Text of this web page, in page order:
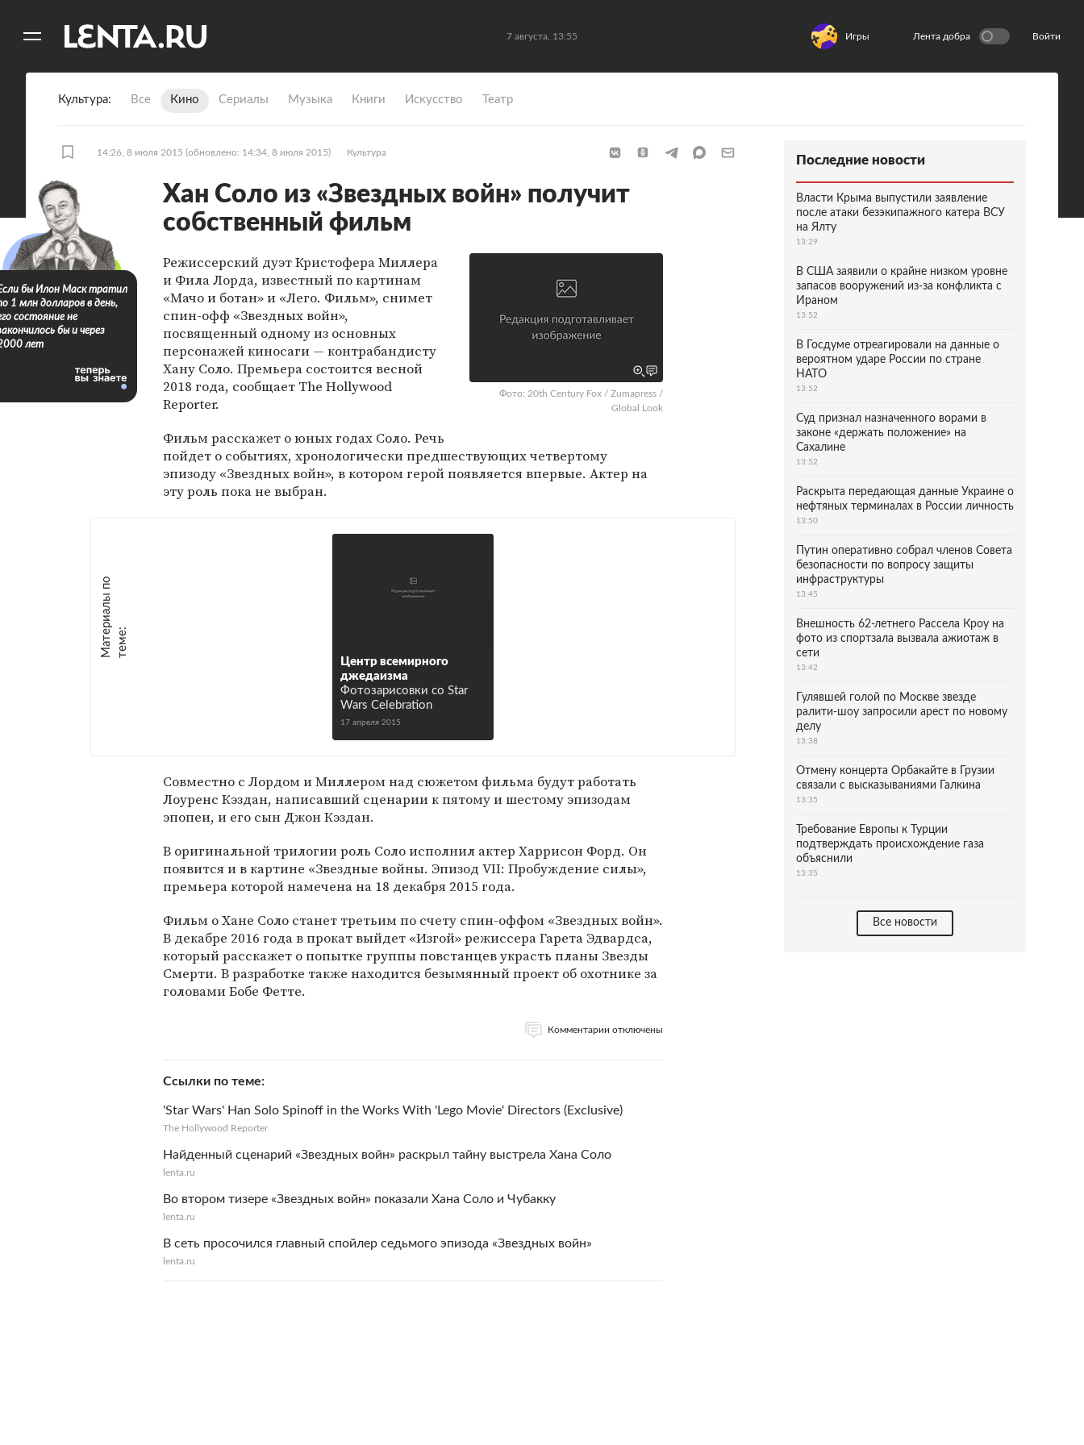
7 августа, 13:55 Игры Лента добра Войти
Культура Все Кино Сериалы Музыка Книги Искусство Театр
14:26, 8 июля 2015 (обновлено: 14:34, 8 июля 2015) Культура
Хан Соло из «Звездных войн» получит
собственный фильм
Фото: 20th Century Fox / Zumapress /
Global Look
Режиссерский дуэт Кристофера Миллера
и Фила Лорда, известный по картинам
«Мачо и ботан» и «Лего. Фильм», снимет
спин-офф «Звездных войн»,
посвященный одному из основных
персонажей киносаги — контрабандисту
Хану Соло. Премьера состоится весной
2018 года, сообщает The Hollywood
Reporter.
Фильм расскажет о юных годах Соло. Речь
пойдет о событиях, хронологически предшествующих четвертому
эпизоду «Звездных войн», в котором герой появляется впервые. Актер на
эту роль пока не выбран.
М
а
т е
р
и
а
л
ы
п
о
т
е
м
е :
Центр всемирного
джедаизма
Фотозарисовки со Star
Wars Celebration
17 апреля 2015
Совместно с Лордом и Миллером над сюжетом фильма будут работать
Лоуренс Кэздан, написавший сценарии к пятому и шестому эпизодам
эпопеи, и его сын Джон Кэздан.
В оригинальной трилогии роль Соло исполнил актер Харрисон Форд. Он
появится и в картине «Звездные войны. Эпизод VII: Пробуждение силы»,
премьера которой намечена на 18 декабря 2015 года.
Фильм о Хане Соло станет третьим по счету спин-оффом «Звездных войн».
В декабре 2016 года в прокат выйдет «Изгой» режиссера Гарета Эдвардса,
который расскажет о попытке группы повстанцев украсть планы Звезды
Смерти. В разработке также находится безымянный проект об охотнике за
головами Бобе Фетте.
Комментарии отключены
Ссылки по теме
'Star Wars' Han Solo Spinoff in the Works With 'Lego Movie' Directors (Exclusive)
The Hollywood Reporter
Найденный сценарий «Звездных войн» раскрыл тайну выстрела Хана Соло
lenta.ru
Во втором тизере «Звездных войн» показали Хана Соло и Чубакку
lenta.ru
В сеть просочился главный спойлер седьмого эпизода «Звездных войн»
lenta.ru
бы Илон Маск тратил
1 млн долларов в день,
состояние не
бы и через
лет
Последние новости
Власти Крыма выпустили заявление
после атаки безэкипажного катера ВСУ
на Ялту
13:29
В США заявили о крайне низком уровне
запасов вооружений из-за конфликта с
Ираном
13:52
В Госдуме отреагировали на данные о
вероятном ударе России по стране
НАТО
13:52
Суд признал назначенного ворами в
законе «держать положение» на
Сахалине
13:52
Раскрыта передающая данные Украине о
нефтяных терминалах в России личность
13:50
Путин оперативно собрал членов Совета
безопасности по вопросу защиты
инфраструктуры
13:45
Внешность 62-летнего Рассела Кроу на
фото из спортзала вызвала ажиотаж в
сети
13:42
Гулявшей голой по Москве звезде
ралити-шоу запросили арест по новому
делу
13:38
Отмену концерта Орбакайте в Грузии
связали с высказываниями Галкина
13:35
Требование Европы к Турции
подтверждать происхождение газа
объяснили
13:35
Все новости